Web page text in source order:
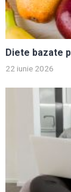
Diete bazate
22 iunie 2026